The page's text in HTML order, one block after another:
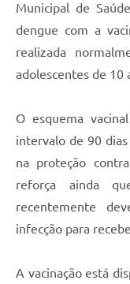
Municipal de
dengue com a
realizada
adolescentes de 10
O esquema
intervalo de 90
na proteção
reforça ainda
recentemente
infecção para
A vacinação está